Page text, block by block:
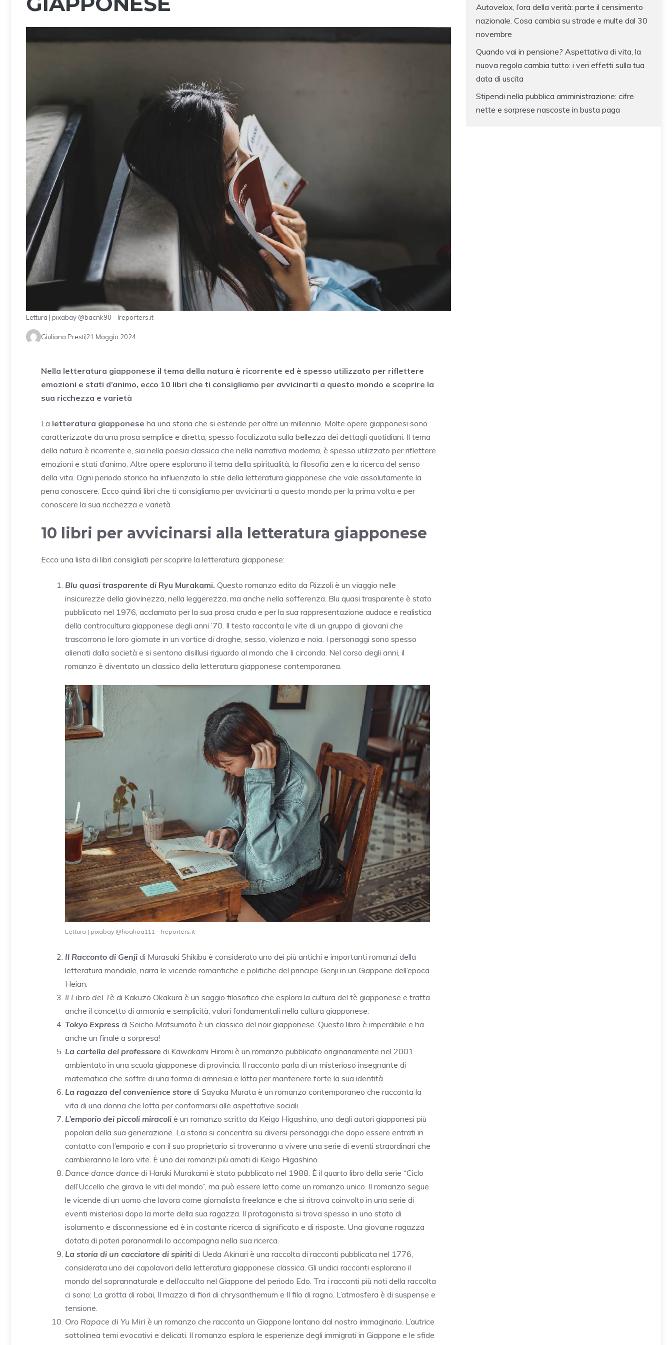
Lettura | pixabay @bacnk90 - Ireporters.it
Giuliana Presti21 Maggio 2024
Nella letteratura giapponese il tema della natura è ricorrente ed è spesso utilizzato per riflettere
emozioni e stati d’animo, ecco 10 libri che ti consigliamo per avvicinarti a questo mondo e scoprire la
sua ricchezza e varietà
La letteratura giapponese ha una storia che si estende per oltre un millennio. Molte opere giapponesi sono
caratterizzate da una prosa semplice e diretta, spesso focalizzata sulla bellezza dei dettagli quotidiani. Il tema
della natura è ricorrente e, sia nella poesia classica che nella narrativa moderna, è spesso utilizzato per riflettere
emozioni e stati d’animo. Altre opere esplorano il tema della spiritualità, la filosofia zen e la ricerca del senso
della vita. Ogni periodo storico ha influenzato lo stile della letteratura giapponese che vale assolutamente la
pena conoscere. Ecco quindi libri che ti consigliamo per avvicinarti a questo mondo per la prima volta e per
conoscere la sua ricchezza e varietà.
10 libri per avvicinarsi alla letteratura giapponese
Ecco una lista di libri consigliati per scoprire la letteratura giapponese:
Blu quasi trasparente di Ryu Murakami. Questo romanzo edito da Rizzoli è un viaggio nelle
insicurezze della giovinezza, nella leggerezza, ma anche nella sofferenza. Blu quasi trasparente è stato
pubblicato nel 1976, acclamato per la sua prosa cruda e per la sua rappresentazione audace e realistica
della controcultura giapponese degli anni ’70. Il testo racconta le vite di un gruppo di giovani che
trascorrono le loro giornate in un vortice di droghe, sesso, violenza e noia. I personaggi sono spesso
alienati dalla società e si sentono disillusi riguardo al mondo che li circonda. Nel corso degli anni, il
romanzo è diventato un classico della letteratura giapponese contemporanea.
Lettura | pixabay @hoahoa111 – Ireporters.it
Il Racconto di Genji di Murasaki Shikibu è considerato uno dei più antichi e importanti romanzi della
letteratura mondiale, narra le vicende romantiche e politiche del principe Genji in un Giappone dell’epoca
Heian.
Il Libro del Tè di Kakuzō Okakura è un saggio filosofico che esplora la cultura del tè giapponese e tratta
anche il concetto di armonia e semplicità, valori fondamentali nella cultura giapponese.
Tokyo Express di Seicho Matsumoto è un classico del noir giapponese. Questo libro è imperdibile e ha
anche un finale a sorpresa!
La cartella del professore di Kawakami Hiromi è un romanzo pubblicato originariamente nel 2001
ambientato in una scuola giapponese di provincia. Il racconto parla di un misterioso insegnante di
matematica che soffre di una forma di amnesia e lotta per mantenere forte la sua identità.
La ragazza del convenience store di Sayaka Murata è un romanzo contemporaneo che racconta la
vita di una donna che lotta per conformarsi alle aspettative sociali.
L’emporio dei piccoli miracoli è un romanzo scritto da Keigo Higashino, uno degli autori giapponesi più
popolari della sua generazione. La storia si concentra su diversi personaggi che dopo essere entrati in
contatto con l’emporio e con il suo proprietario si troveranno a vivere una serie di eventi straordinari che
cambieranno le loro vite. È uno dei romanzi più amati di Keigo Higashino.
Dance dance dance di Haruki Murakami è stato pubblicato nel 1988. È il quarto libro della serie “Ciclo
dell’Uccello che girava le viti del mondo”, ma può essere letto come un romanzo unico. Il romanzo segue
le vicende di un uomo che lavora come giornalista freelance e che si ritrova coinvolto in una serie di
eventi misteriosi dopo la morte della sua ragazza. Il protagonista si trova spesso in uno stato di
isolamento e disconnessione ed è in costante ricerca di significato e di risposte. Una giovane ragazza
dotata di poteri paranormali lo accompagna nella sua ricerca.
La storia di un cacciatore di spiriti di Ueda Akinari è una raccolta di racconti pubblicata nel 1776,
considerata uno dei capolavori della letteratura giapponese classica. Gli undici racconti esplorano il
mondo del soprannaturale e dell’occulto nel Giappone del periodo Edo. Tra i racconti più noti della raccolta
ci sono: La grotta di robai, Il mazzo di fiori di chrysanthemum e Il filo di ragno. L’atmosfera è di suspense e
tensione.
Oro Rapace di Yu Miri è un romanzo che racconta un Giappone lontano dal nostro immaginario. L’autrice
sottolinea temi evocativi e delicati. Il romanzo esplora le esperienze degli immigrati in Giappone e le sfide
Autovelox, l’ora della verità: parte il censimento
nazionale. Cosa cambia su strade e multe dal 30
novembre
Quando vai in pensione? Aspettativa di vita, la
nuova regola cambia tutto: i veri effetti sulla tua
data di uscita
Stipendi nella pubblica amministrazione: cifre
nette e sorprese nascoste in busta paga